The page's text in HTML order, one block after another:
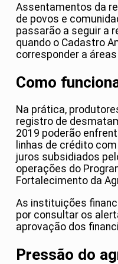
Assentamentos da
de povos e
passarão a seguir a
quando o Cadastro
corresponder a
Como
Na prática,
registro de
2019 poderão
linhas de crédito
juros subsidiados
operações do
Fortalecimento da
As instituições
por consultar os
aprovação dos
Pressão do